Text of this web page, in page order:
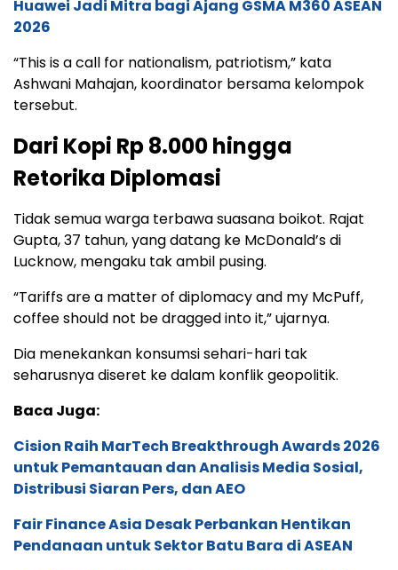
Huawei Jadi Mitra bagi Ajang GSMA M360 ASEAN
2026
“This is a call for nationalism, patriotism,” kata
Ashwani Mahajan, koordinator bersama kelompok
tersebut.
Dari Kopi Rp 8.000 hingga
Retorika Diplomasi
Tidak semua warga terbawa suasana boikot. Rajat
Gupta, 37 tahun, yang datang ke McDonald’s di
Lucknow, mengaku tak ambil pusing.
“Tariffs are a matter of diplomacy and my McPuff,
coffee should not be dragged into it,” ujarnya.
Dia menekankan konsumsi sehari-hari tak
seharusnya diseret ke dalam konflik geopolitik.
Baca Juga:
Cision Raih MarTech Breakthrough Awards 2026
untuk Pemantauan dan Analisis Media Sosial,
Distribusi Siaran Pers, dan AEO
Fair Finance Asia Desak Perbankan Hentikan
Pendanaan untuk Sektor Batu Bara di ASEAN